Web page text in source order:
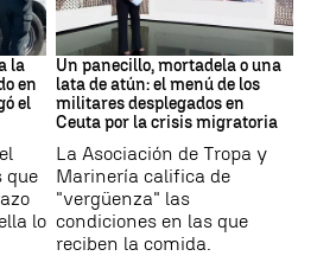
la
en
el
que
lo
Militares
Un panecillo, mortadela o una
lata de atún: el menú de los
militares desplegados en
Ceuta por la crisis migratoria
La Asociación de Tropa y
Marinería califica de
"vergüenza" las
condiciones en las que
reciben la comida.